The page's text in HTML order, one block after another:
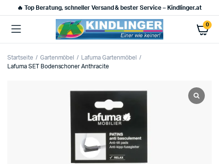
🔥 Top Beratung, schneller Versand & bester Service – Kindlinger.at
0
Startseite Gartenmöbel
Lafuma Gartenmöbel
Lafuma SET Bodenschoner Anthracite